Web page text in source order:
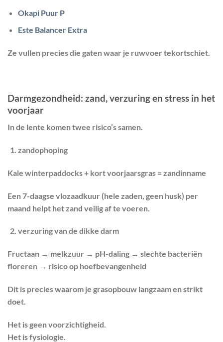
Okapi Puur P
Este Balancer Extra
Ze vullen precies die gaten waar je ruwvoer tekortschiet.
Darmgezondheid: zand, verzuring en stress in het
voorjaar
In de lente komen twee risico’s samen.
zandophoping
Kale winterpaddocks + kort voorjaarsgras = zandinname
Een7-daagse vlozaadkuur (hele zaden, geen husk) per
maand helpt het zand veilig af te voeren.
verzuring van de dikke darm
Fructaan → melkzuur → pH-daling → slechte bacteriën
floreren → risico op hoefbevangenheid
Dit is precies waarom je grasopbouw langzaam en strikt
doet.
Het is geen voorzichtigheid.
Het is fysiologie.